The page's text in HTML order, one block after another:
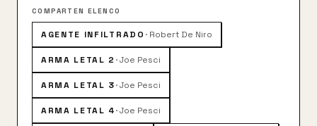
COMPARTEN ELENCO
AGENTE INFILTRADO · Robert De Niro
ARMA LETAL 2 ·Joe Pesci
ARMA LETAL 3·Joe Pesci
ARMA LETAL 4·Joe Pesci